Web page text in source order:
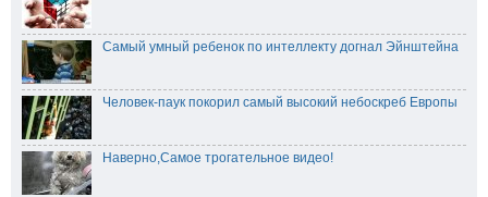
Самый умный ребенок по интеллекту догнал Эйнштейна
Человек-паук покорил самый высокий небоскреб Европы
Наверно,Самое трогательное видео!